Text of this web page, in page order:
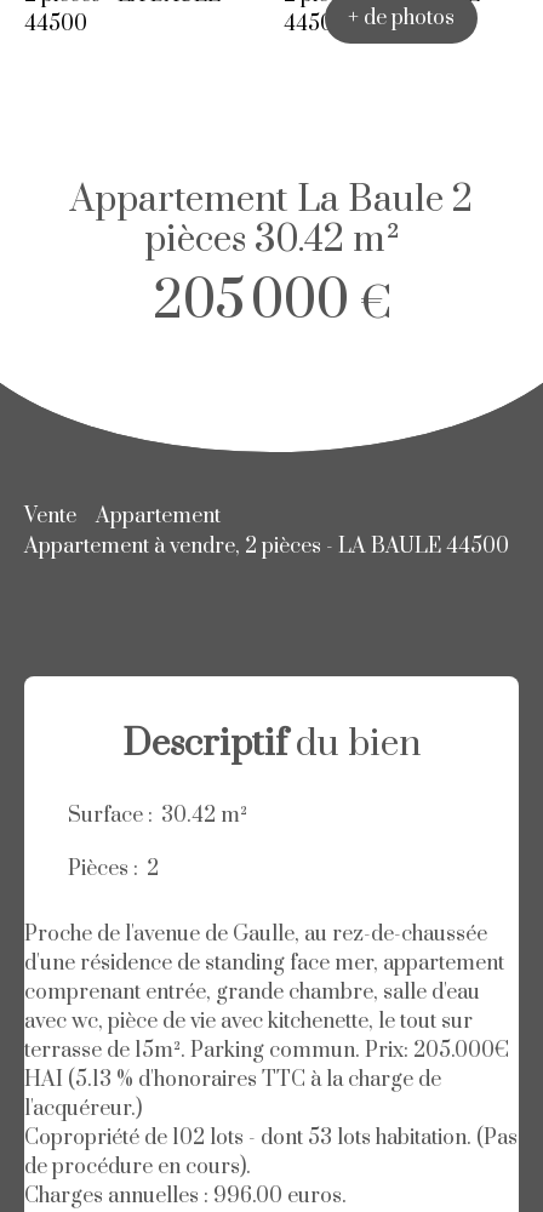
+ de photos
Appartement La Baule 2
pièces 30.42 m²
205 000 €
Vente
Appartement
Appartement à vendre, 2 pièces - LA BAULE 44500
Descriptifdu bien
Surface : 30.42 m²
Pièces : 2
Proche de l'avenue de Gaulle, au rez-de-chaussée
d'une résidence de standing face mer, appartement
comprenant entrée, grande chambre, salle d'eau
avec wc, pièce de vie avec kitchenette, le tout sur
terrasse de 15m². Parking commun. Prix: 205.000€
HAI (5.13 % d'honoraires TTC à la charge de
l'acquéreur.)
Copropriété de 102 lots - dont 53 lots habitation. (Pas
de procédure en cours).
Charges annuelles : 996.00 euros.